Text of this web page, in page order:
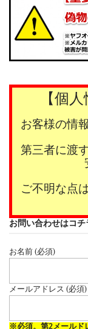
【個
お客様の情
第三者に渡
ご不明な点
お問い合わせはコチ
お名前 (必須)
メールアドレス (必須)
※必須。第2メールド